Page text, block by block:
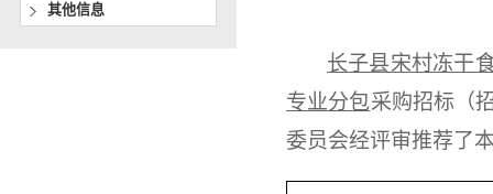
其他信息
长子县宋村冻干
专业分包采购招标（
委员会经评审推荐了